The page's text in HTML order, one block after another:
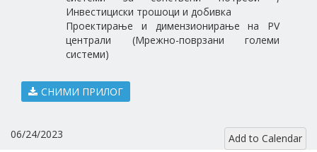
Инвестициски трошоци и добивка
Проектирање и димензионирање на PV
централи (Мрежно-поврзани големи
системи)
СНИМИ ПРИЛОГ
06/24/2023 Add to Calendar